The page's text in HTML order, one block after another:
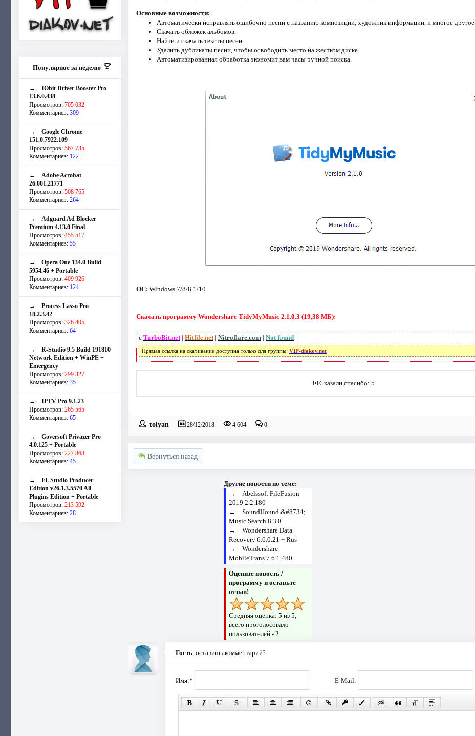
Популярное за неделю
→ IObit Driver Booster Pro
13.6.0.438
Просмотров: 705 032
Комментариев: 309
→ Google Chrome
151.0.7922.109
Просмотров: 567 735
Комментариев: 122
→ Adobe Acrobat
26.001.21771
Просмотров: 508 765
Комментариев: 264
→ Adguard Ad Blocker
Premium 4.13.0 Final
Просмотров: 455 517
Комментариев: 55
→ Opera One 134.0 Build
5954.46 + Portable
Просмотров: 409 926
Комментариев: 124
→ Process Lasso Pro
18.2.3.42
Просмотров: 326 405
Комментариев: 64
→ R-Studio 9.5 Build 191810
Network Edition + WinPE +
Emergency
Просмотров: 299 327
Комментариев: 35
→ IPTV Pro 9.1.23
Просмотров: 265 565
Комментариев: 65
→ Goversoft Privazer Pro
4.0.125 + Portable
Просмотров: 227 868
Комментариев: 45
→ FL Studio Producer
Edition v26.1.3.5570 All
Plugins Edition + Portable
Просмотров: 213 592
Комментариев: 28
Основные возможности:
Автоматически исправлять ошибочно песни с названию композиции, художник информации, и многое другое.
Скачать обложек альбомов.
Найти и скачать тексты песен.
Удалить дубликаты песни, чтобы освободить место на жестком диске.
Автоматизированная обработка экономит вам часы ручной поиска.
ОС: Windows 7/8/8.1/10
Скачать программу Wondershare TidyMyMusic 2.1.0.3 (19,38 МБ):
с TurboBit.net| Hitfile.net| Nitroflare.com | Not found|
Прямая ссылка на скачивание доступна только для группы: VIP-diakov.net
Сказали спасибо: 5
tolyan 28/12/2018 4 604 0
Вернуться назад
Другие новости по теме:
→ Abelssoft FileFusion
2019 2.2.180
→ SoundHound &#8734;
Music Search 8.3.0
→ Wondershare Data
Recovery 6.6.0.21 + Rus
→ Wondershare
MobileTrans 7.6.1.480
Оцените новость /
программу и оставьте
отзыв!
Средняя оценка: 5 из 5,
всего проголосовало
пользователей - 2
Гость, оставишь комментарий?
Имя:* E-Mail: